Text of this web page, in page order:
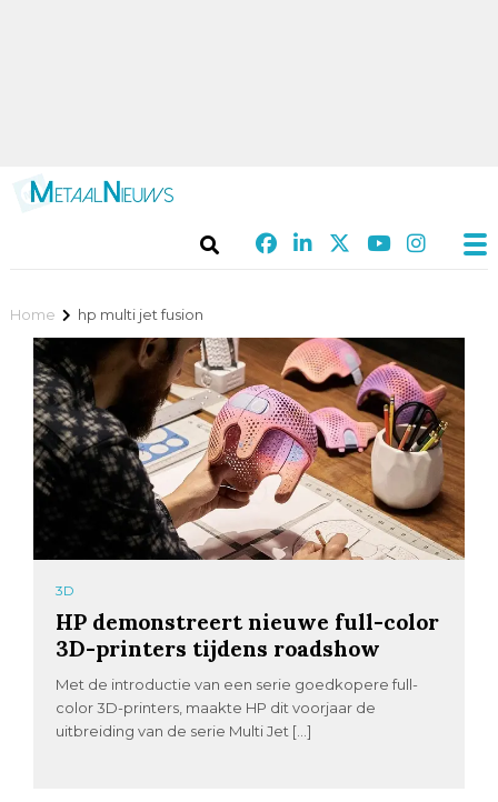
Home hp multi jet fusion
3D
HP demonstreert nieuwe full-color
3D-printers tijdens roadshow
Met de introductie van een serie goedkopere full-
color 3D-printers, maakte HP dit voorjaar de
uitbreiding van de serie Multi Jet […]